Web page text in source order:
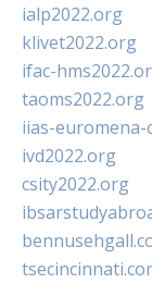
ialp2022.org
klivet2022.org
ifac-
taoms2022.org
iias-
ivd2022.org
csity2022.org